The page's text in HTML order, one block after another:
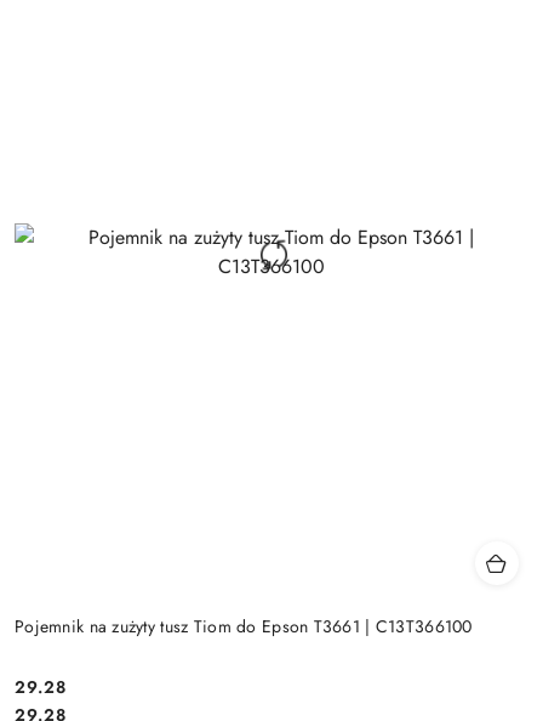
Pojemnik na zużyty tusz Tiom do Epson T3661 | C13T366100
Cena:
29.28
Cena:
29.28